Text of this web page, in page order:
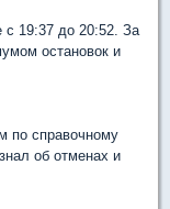
с 19:37 до 20:52. За
остановок и
по справочному
об отменах и